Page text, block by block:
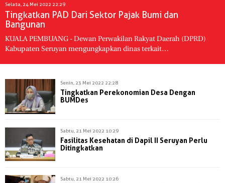
Selasa, 24 Mei 2022 22:29
Tingkatkan PAD Dari Sektor Pajak Bumi dan
Bangunan
KUALA PEMBUANG - Dewan Perwakilan Rakyat Daerah (DPRD)
Kabupaten Seruyan mengungkapkan dinas terkait…
Senin, 23 Mei 2022 22:28
Tingkatkan Perekonomian Desa Dengan
BUMDes
Sabtu, 21 Mei 2022 10:29
Fasilitas Kesehatan di Dapil II Seruyan Perlu
Ditingkatkan
Sabtu, 21 Mei 2022 10:26